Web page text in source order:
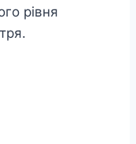
рівня